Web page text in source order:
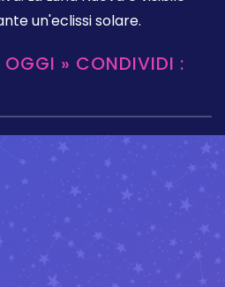
un'eclissi solare.
OGGI » CONDIVIDI :